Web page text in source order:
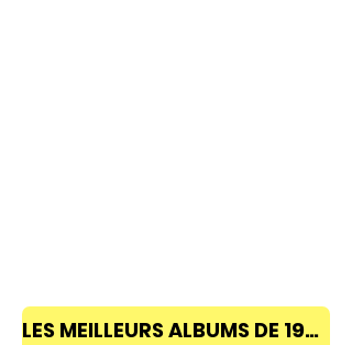
LES MEILLEURS ALBUMS DE 1968 à 2018